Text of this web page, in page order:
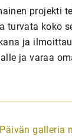
projekti
turvata koko
ja
ja varaa
Päivän galleria